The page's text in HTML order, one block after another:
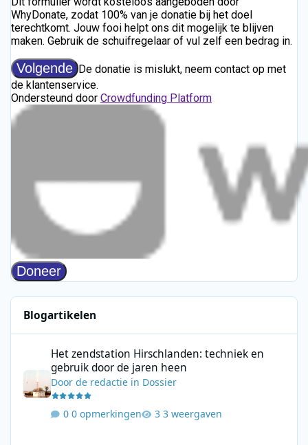
Blogartikelen
Het zendstation Hirschlanden: techniek en
gebruik door de jaren heen
Doorde redactie in Dossier
0 opmerkingen 3 weergaven